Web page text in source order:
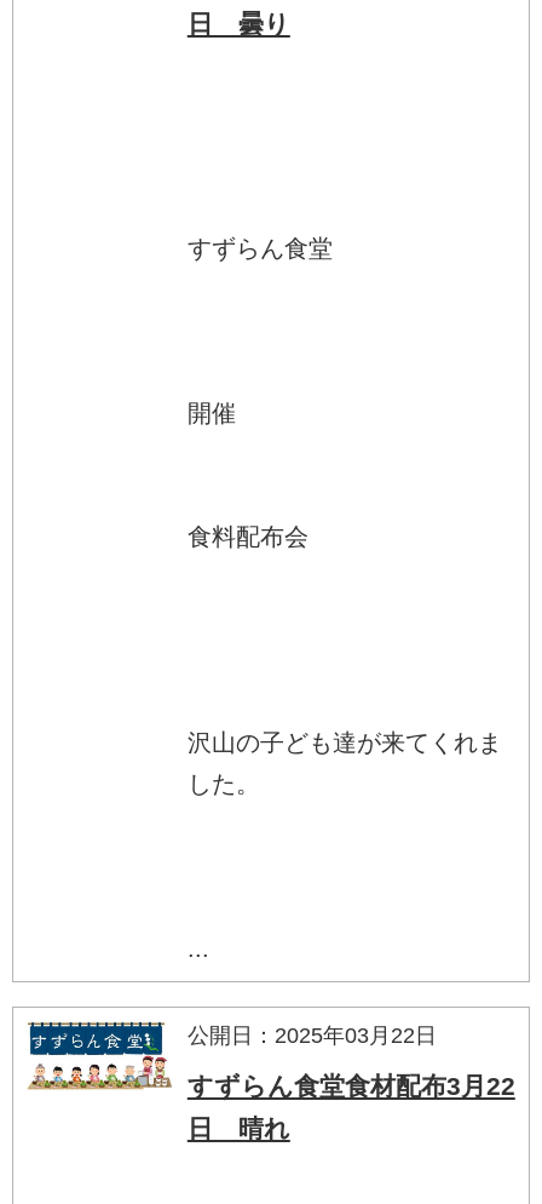
日 曇り
すずらん食堂
開催
食料配布会
沢山の子ども達が来てくれま
した。
...
公開日：2025年03月22日
すずらん食堂食材配布3月22
日 晴れ